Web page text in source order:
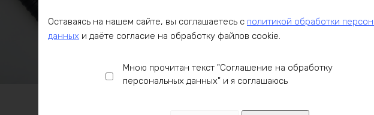
Оставаясь на нашем сайте, вы соглашаетесь с политикой обработки
данных и даёте согласие на обработку файлов cookie.
Мною прочитан текст "Соглашение на обработку
персональных данных" и я соглашаюсь